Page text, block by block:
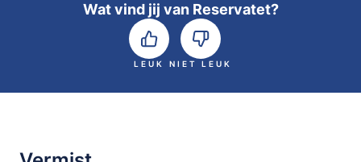
Wat vind jij van Reservatet?
LEUK NIET LEUK